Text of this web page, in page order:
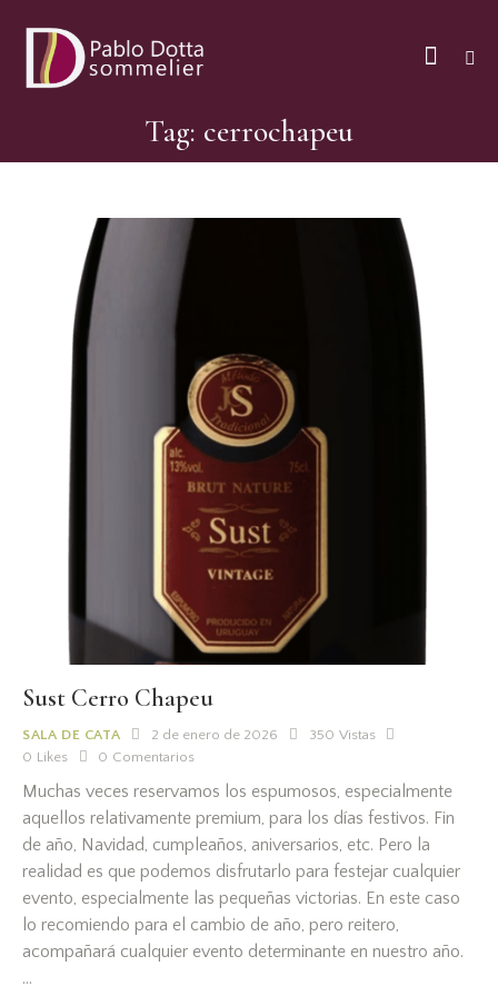
Tag: cerrochapeu
Sust Cerro Chapeu
SALA DE CATA 2 de enero de 2026 350 Vistas
0 Likes 0 Comentarios
Muchas veces reservamos los espumosos, especialmente
aquellos relativamente premium, para los días festivos. Fin
de año, Navidad, cumpleaños, aniversarios, etc. Pero la
realidad es que podemos disfrutarlo para festejar cualquier
evento, especialmente las pequeñas victorias. En este caso
lo recomiendo para el cambio de año, pero reitero,
acompañará cualquier evento determinante en nuestro año.
…